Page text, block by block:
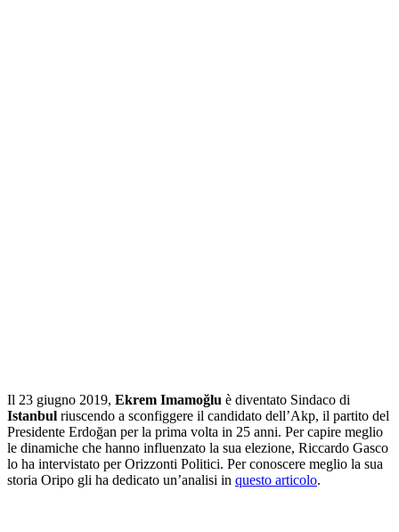
Il 23 giugno 2019, Ekrem Imamoğlu è diventato Sindaco di
Istanbul riuscendo a sconfiggere il candidato dell’Akp, il partito del
Presidente Erdoğan per la prima volta in 25 anni. Per capire meglio
le dinamiche che hanno influenzato la sua elezione, Riccardo Gasco
lo ha intervistato per Orizzonti Politici. Per conoscere meglio la sua
storia Oripo gli ha dedicato un’analisi in questo articolo.